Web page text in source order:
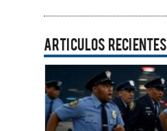
ARTICULOS RECIENTES